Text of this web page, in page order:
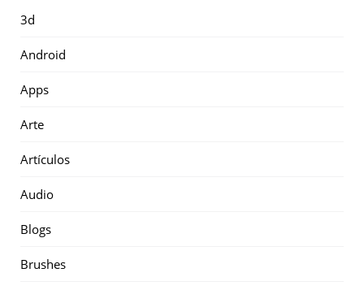
3d
Android
Apps
Arte
Artículos
Audio
Blogs
Brushes